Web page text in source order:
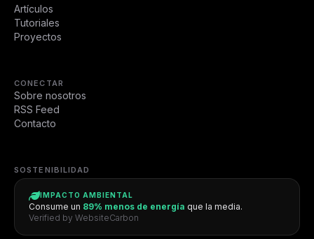
Artículos
Tutoriales
Proyectos
CONECTAR
Sobre nosotros
RSS Feed
Contacto
SOSTENIBILIDAD
IMPACTO AMBIENTAL
Consume un 89% menos de energía que la media.
Verified by WebsiteCarbon